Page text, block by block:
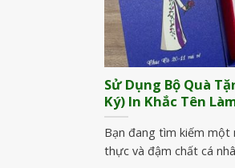
Sử Dụng Bộ Quà
Ký) In Khắc Tên
Bạn đang tìm kiếm
thực và đậm chất cá